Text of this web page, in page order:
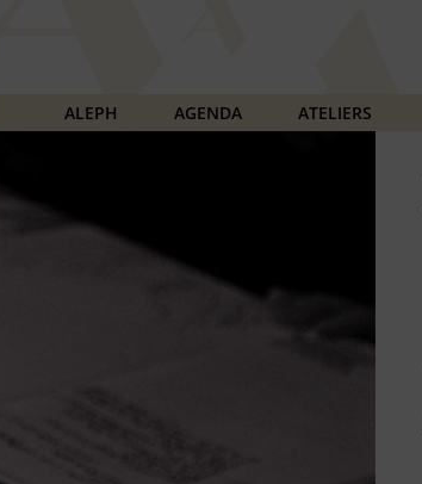
ALEPH AGENDA ATELIERS